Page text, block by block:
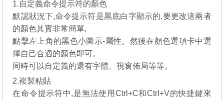
1.自定義命令提示符的顏色
默認狀況下,命令提示符是黑底白字顯示的,要更改這兩者
的顏色其實非常簡單,
點擊左上角的黑色小圖示-屬性。然後在顏色選項卡中選
擇自己合適的顏色即可。
同時可以自定義的還有字體、視窗佈局等等。
2.複製粘貼
在命令提示符中,是無法使用Ctrl+C和Ctrl+V的快捷鍵來